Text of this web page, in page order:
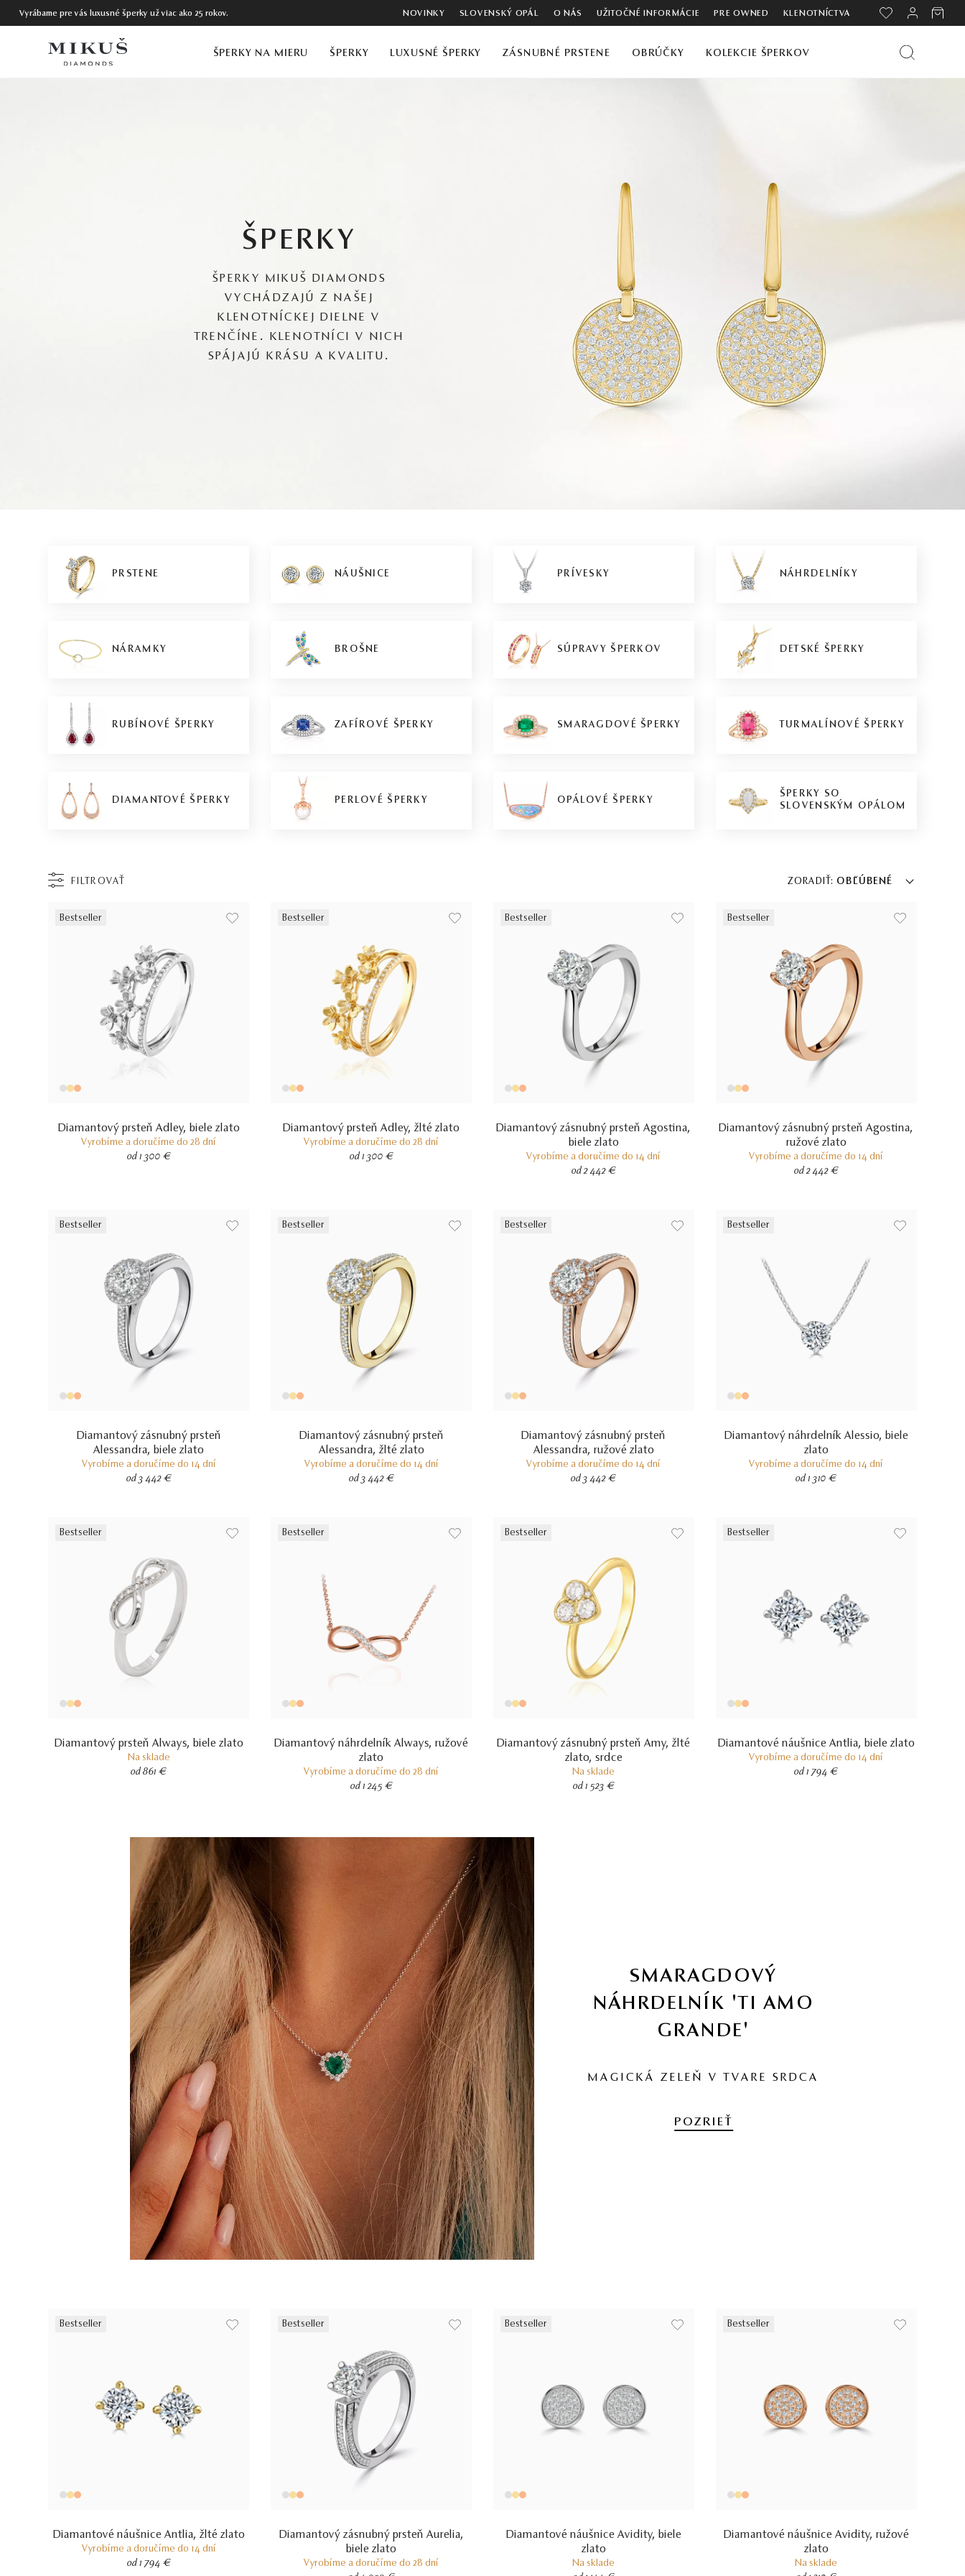
Vyrábame pre vás luxusné šperky už viac ako 25 rokov. NOVINKY SLOVENSKÝ OPÁL O NÁS UŽITOČNÉ INFORMÁCIE PRE OWNED KLENOTNÍCTVA
ŠPERKY NA MIERU ŠPERKY LUXUSNÉ ŠPERKY ZÁSNUBNÉ PRSTENE OBRÚČKY KOLEKCIE ŠPERKOV
ŠPERKY
ŠPERKY MIKUŠ DIAMONDS
VYCHÁDZAJÚ Z NAŠEJ
KLENOTNÍCKEJ DIELNE V
TRENČÍNE. KLENOTNÍCI V NICH
SPÁJAJÚ KRÁSU A KVALITU.
PRSTENE NÁUŠNICE PRÍVESKY NÁHRDELNÍKY
NÁRAMKY BROŠNE SÚPRAVY ŠPERKOV DETSKÉ ŠPERKY
RUBÍNOVÉ ŠPERKY ZAFÍROVÉ ŠPERKY SMARAGDOVÉ ŠPERKY TURMALÍNOVÉ ŠPERKY
DIAMANTOVÉ ŠPERKY PERLOVÉ ŠPERKY OPÁLOVÉ ŠPERKY
ŠPERKY SO
SLOVENSKÝM OPÁLOM
FILTROVAŤ ZORADIŤ: OBĽÚBENÉ
Bestseller
Diamantový prsteň Adley, biele zlato
Vyrobíme a doručíme do 28 dní
od 1 300 €
Bestseller
Diamantový prsteň Adley, žlté zlato
Vyrobíme a doručíme do 28 dní
od 1 300 €
Bestseller
Diamantový zásnubný prsteň Agostina,
biele zlato
Vyrobíme a doručíme do 14 dní
od 2 442 €
Bestseller
Diamantový zásnubný prsteň Agostina,
ružové zlato
Vyrobíme a doručíme do 14 dní
od 2 442 €
Bestseller
Diamantový zásnubný prsteň
Alessandra, biele zlato
Vyrobíme a doručíme do 14 dní
od 3 442 €
Bestseller
Diamantový zásnubný prsteň
Alessandra, žlté zlato
Vyrobíme a doručíme do 14 dní
od 3 442 €
Bestseller
Diamantový zásnubný prsteň
Alessandra, ružové zlato
Vyrobíme a doručíme do 14 dní
od 3 442 €
Bestseller
Diamantový náhrdelník Alessio, biele
zlato
Vyrobíme a doručíme do 14 dní
od 1 310 €
Bestseller
Diamantový prsteň Always, biele zlato
Na sklade
od 861 €
Bestseller
Diamantový náhrdelník Always, ružové
zlato
Vyrobíme a doručíme do 28 dní
od 1 245 €
Bestseller
Diamantový zásnubný prsteň Amy, žlté
zlato, srdce
Na sklade
od 1 523 €
Bestseller
Diamantové náušnice Antlia, biele zlato
Vyrobíme a doručíme do 14 dní
od 1 794 €
SMARAGDOVÝ
NÁHRDELNÍK 'TI AMO
GRANDE'
MAGICKÁ ZELEŇ V TVARE SRDCA
POZRIEŤ
Bestseller
Diamantové náušnice Antlia, žlté zlato
Vyrobíme a doručíme do 14 dní
od 1 794 €
Bestseller
Diamantový zásnubný prsteň Aurelia,
biele zlato
Vyrobíme a doručíme do 28 dní
Bestseller
Diamantové náušnice Avidity, biele
zlato
Na sklade
Bestseller
Diamantové náušnice Avidity, ružové
zlato
Na sklade